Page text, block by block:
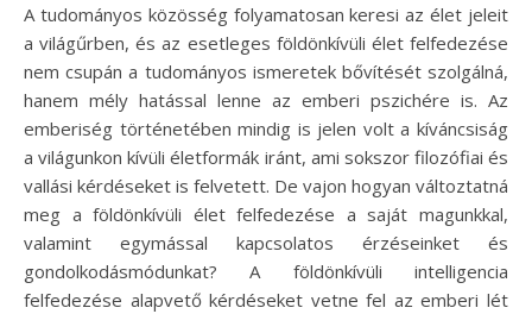
A tudományos közösség folyamatosan keresi az élet jeleit
a világűrben, és az esetleges földönkívüli élet felfedezése
nem csupán a tudományos ismeretek bővítését szolgálná,
hanem mély hatással lenne az emberi pszichére is. Az
emberiség történetében mindig is jelen volt a kíváncsiság
a világunkon kívüli életformák iránt, ami sokszor filozófiai és
vallási kérdéseket is felvetett. De vajon hogyan változtatná
meg a földönkívüli élet felfedezése a saját magunkkal,
valamint egymással kapcsolatos érzéseinket és
gondolkodásmódunkat? A földönkívüli intelligencia
felfedezése alapvető kérdéseket vetne fel az emberi lét